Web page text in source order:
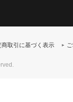
商取引に基づく表示